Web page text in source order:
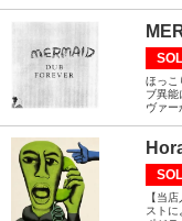
ほっこ
ブ異能
ヴァー
【当
ストに